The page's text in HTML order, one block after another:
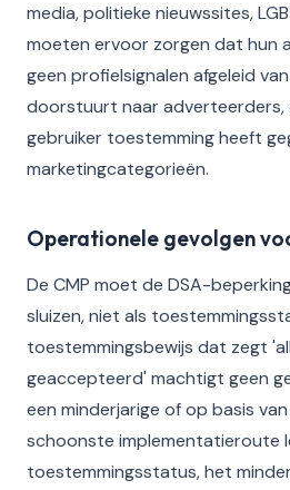
media, politieke nieuwssites,
moeten ervoor zorgen dat hun
geen profielsignalen afgeleid
doorstuurt naar adverteerders,
gebruiker toestemming heeft
marketingcategorieën.
Operationele gevolgen
De CMP moet de DSA-
sluizen, niet als
toestemmingsbewijs dat zegt
geaccepteerd' machtigt geen
een minderjarige of op basis
schoonste implementatieroute
toestemmingsstatus, het